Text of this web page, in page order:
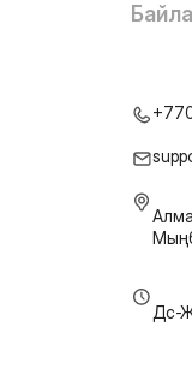
Дс-